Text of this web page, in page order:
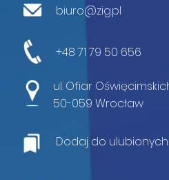
biuro@zig.pl
+48 71 79 50 656
ul. Ofiar
50-059 Wrocław
Dodaj do ulubionych